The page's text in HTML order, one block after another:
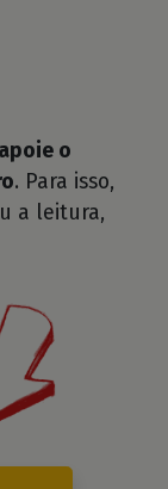
apoie o
. Para isso,
a leitura,